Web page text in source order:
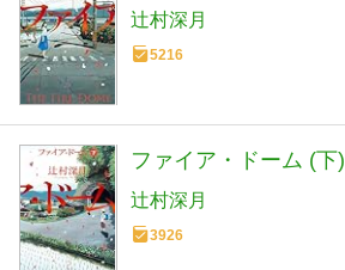
辻村深月
5216
ファイア・ドーム (下)
辻村深月
3926